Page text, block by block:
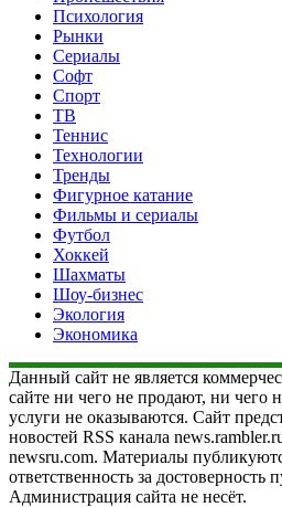
Психология
Рынки
Сериалы
Софт
Спорт
ТВ
Теннис
Технологии
Тренды
Фигурное катание
Фильмы и сериалы
Футбол
Хоккей
Шахматы
Шоу-бизнес
Экология
Экономика
Данный сайт не является
сайте ни чего не продают, ни чего
услуги не оказываются. Сайт
новостей RSS канала
newsru.com. Материалы
ответственность за достоверность
Администрация сайта не несёт.